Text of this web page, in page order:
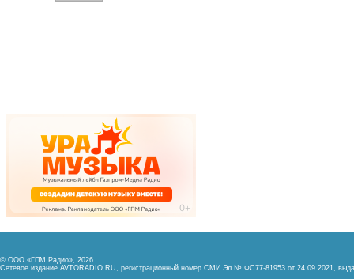
© ООО «ГПМ Радио», 2026
Сетевое издание AVTORADIO.RU, регистрационный номер СМИ Эл № ФС77-81953 от 24.09.2021,